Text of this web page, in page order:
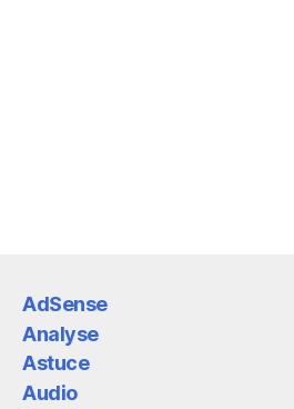
AdSense
Analyse
Astuce
Audio